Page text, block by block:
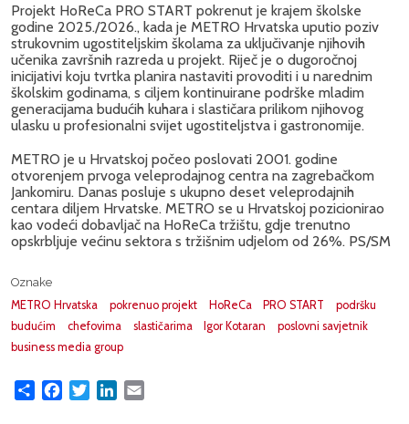
Projekt HoReCa PRO START pokrenut je krajem školske
godine 2025./2026., kada je METRO Hrvatska uputio poziv
strukovnim ugostiteljskim školama za uključivanje njihovih
učenika završnih razreda u projekt. Riječ je o dugoročnoj
inicijativi koju tvrtka planira nastaviti provoditi i u narednim
školskim godinama, s ciljem kontinuirane podrške mladim
generacijama budućih kuhara i slastičara prilikom njihovog
ulasku u profesionalni svijet ugostiteljstva i gastronomije.
METRO je u Hrvatskoj počeo poslovati 2001. godine
otvorenjem prvoga veleprodajnog centra na zagrebačkom
Jankomiru. Danas posluje s ukupno deset veleprodajnih
centara diljem Hrvatske. METRO se u Hrvatskoj pozicionirao
kao vodeći dobavljač na HoReCa tržištu, gdje trenutno
opskrbljuje većinu sektora s tržišnim udjelom od 26%. PS/SM
Oznake
METRO Hrvatska
pokrenuo projekt HoReCa PRO START
podršku
budućim
chefovima slastičarima Igor Kotaran
poslovni savjetnik
business media group
Share FacebookTwitterLinkedIn